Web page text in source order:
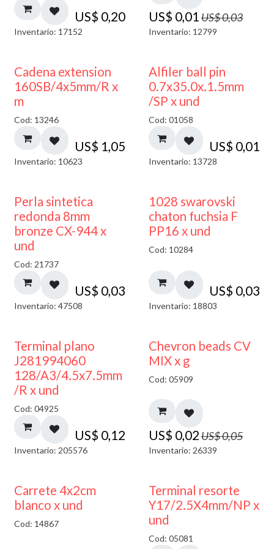
US$ 0,20
Inventario: 17152
US$ 0,01US$0,03
Inventario: 12799
Cadena extension
160SB/4x5mm/R x
m
Cod: 13246
US$ 1,05
Inventario: 10623
Alfiler ball pin
0.7x35.0x.1.5mm
/SP x und
Cod: 01058
US$ 0,01
Inventario: 13728
Perla sintetica
redonda 8mm
bronze CX-944 x
und
Cod: 21737
US$ 0,03
Inventario: 47508
1028 swarovski
chaton fuchsia F
PP16 x und
Cod: 10284
US$ 0,03
Inventario: 18803
Terminal plano
J281994060
128/A3/4.5x7.5mm
/R x und
Cod: 04925
US$ 0,12
Inventario: 205576
50% DESCUENTO
Chevron beads CV
MIX x g
Cod: 05909
US$ 0,02US$0,05
Inventario: 26339
Carrete 4x2cm
blanco x und
Cod: 14867 50% DESCUENTO
Terminal resorte
Y17/2.5X4mm/NP x
und
Cod: 05081